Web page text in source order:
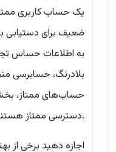
یک حساب کاربری
ضعیف برای دستیابی
به اطلاعات حساس
بلادرنگ، حسابرسی
حساب‌های ممتاز،
دسترسی ممتاز هستند.